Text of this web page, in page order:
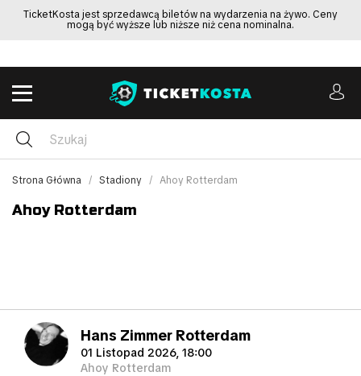
TicketKosta jest sprzedawcą biletów na wydarzenia na żywo. Ceny
mogą być wyższe lub niższe niż cena nominalna.
Strona Główna Stadiony Ahoy Rotterdam
Ahoy Rotterdam
Hans Zimmer Rotterdam
01 Listopad 2026, 18:00
Ahoy Rotterdam